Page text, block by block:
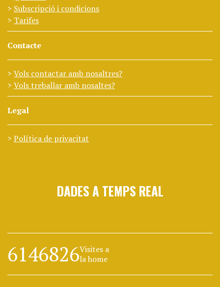
Subscripció i condicions
Tarifes
Contacte
Vols contactar amb nosaltres?
Vols treballar amb nosaltes?
Legal
Política de privacitat
DADES A TEMPS REAL
6146826Visites a
la home